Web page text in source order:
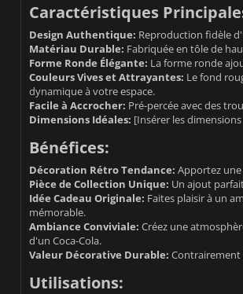
Caractéristiques
Design Authentique: Reproduction fidèle
Matériau Durable: Fabriquée en tôle de
Forme Ronde Élégante: La forme ronde
Couleurs Vives et Attrayantes: Le fond
dynamique à votre espace.
Facile à Accrocher: Pré-percée avec des
Dimensions Idéales: [Insérer les
Bénéfices:
Décoration Rétro Tendance: Apportez une
Pièce de Collection Unique: Un ajout
Idée Cadeau Originale: Faites plaisir à un
mémorable.
Ambiance Conviviale: Créez une
d'un Coca-Cola.
Valeur Décorative Durable: Contrairement
Utilisations: